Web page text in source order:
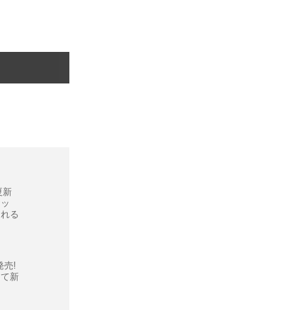
新
る
売!
新